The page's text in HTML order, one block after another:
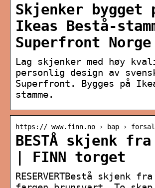
Skjenker bygget
Ikeas Bestå-
Superfront Norge
Lag skjenker med høy
personlig design av
Superfront. Bygges på
stamme.
https:// www.finn.no › bap ›
BESTÅ skjenk fra
| FINN torget
RESERVERTBestå skjenk